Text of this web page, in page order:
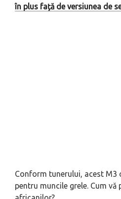
în plus față de versiunea de
Conform tunerului, acest
pentru muncile grele. Cum